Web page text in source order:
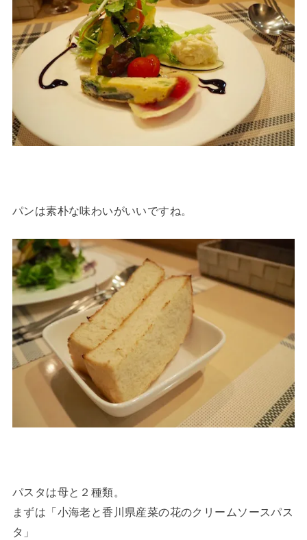
パンは素朴な味わいがいいですね。
パスタは母と２種類。
まずは「小海老と香川県産菜の花のクリームソースパス
タ」